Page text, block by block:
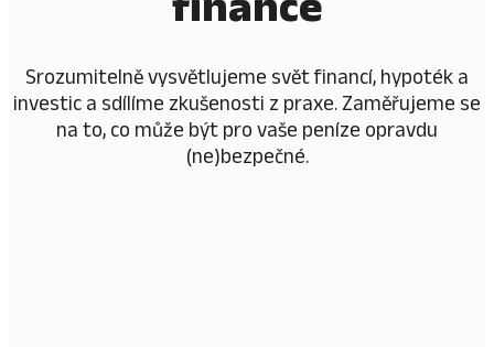
Srozumitelně vysvětlujeme svět financí, hypoték a
investic a sdílíme zkušenosti z praxe. Zaměřujeme se
na to, co může být pro vaše peníze opravdu
(ne)bezpečné.